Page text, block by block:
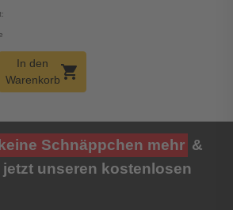
Menge
In den
Warenkorbshopping_cart
Schnäppchen mehr &
unseren kostenlosen